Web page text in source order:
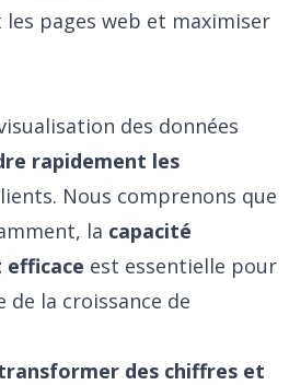
pages web et maximiser
des données
rapidement les
Nous comprenons que
la capacité
est essentielle pour
de la croissance de
des chiffres et